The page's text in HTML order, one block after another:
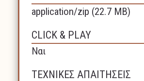
application/zip (22.7 MB)
CLICK & PLAY
Ναι
ΤΕΧΝΙΚΕΣ ΑΠΑΙΤΗΣΕΙΣ